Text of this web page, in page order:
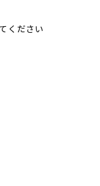
ください